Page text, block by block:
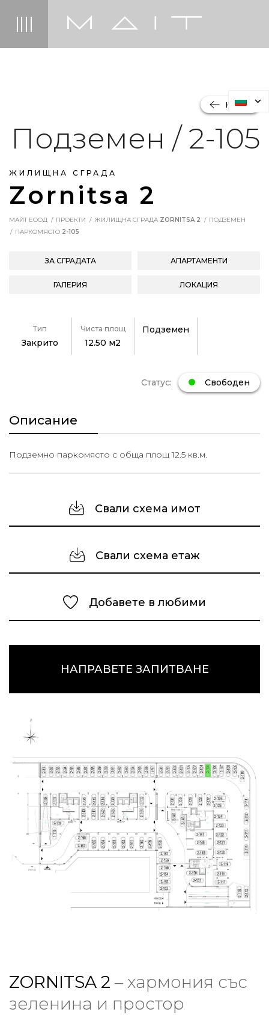
ЖИЛИЩНА СГРАДА
Zornitsa 2
НАЗАД
Подземен / 2-105
МАЙТ ЕООД ПРОЕКТИ ЖИЛИЩНА СГРАДА ZORNITSA 2
ПОДЗЕМЕН
ПАРКОМЯСТО 2-105
ЗА СГРАДАТА АПАРТАМЕНТИ
ГАЛЕРИЯ ЛОКАЦИЯ
Тип
Закрито
Чиста площ
12.50 м2
Подземен
Статус: Свободен
Описание
Подземно паркомясто с обща площ 12.5 кв.м.
Свали схема имот
Свали схема етаж
Добавете в любими
НАПРАВЕТЕ ЗАПИТВАНЕ
ZORNITSA 2 – хармония със
зеленина и простор